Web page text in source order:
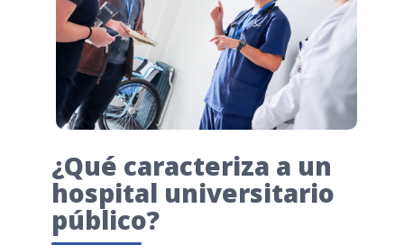
¿Qué caracteriza a un
hospital universitario
público?